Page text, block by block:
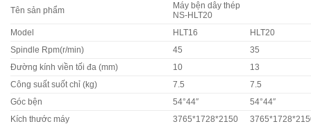
Tên sản phẩm
Máy bện dây thép
NS-HLT20
Model HLT16 HLT20
Spindle Rpm(r/min) 45 35
Đường kính viền tối đa (mm) 10 13
Công suất suốt chỉ (kg) 7.5 7.5
Góc bện 54°44″ 54°44″
Kích thước máy 3765*1728*2150